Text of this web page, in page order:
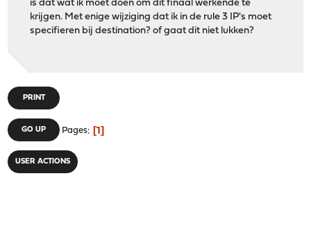
is dat wat ik moet doen om dit finaal werkende te
krijgen. Met enige wijziging dat ik in de rule 3 IP's moet
specifieren bij destination? of gaat dit niet lukken?
PRINT
GO UP Pages 1
USER ACTIONS